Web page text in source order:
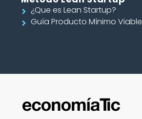
¿Que es Lean Startup?
Guía Producto Mínimo Viable